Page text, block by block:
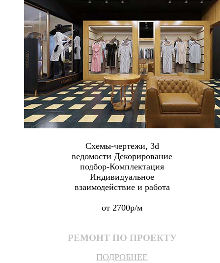
Схемы-чертежи, 3d
ведомости Декорирование
подбор-Комплектация
Индивидуальное
взаимодействие и работа
от 2700р/м
РЕМОНТ ПО ПРОЕКТУ
ПОДРОБНЕЕ